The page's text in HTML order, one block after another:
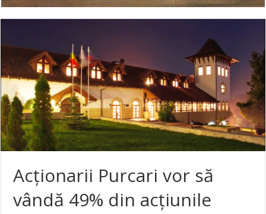
Acționarii Purcari vor să
vândă 49% din acțiunile